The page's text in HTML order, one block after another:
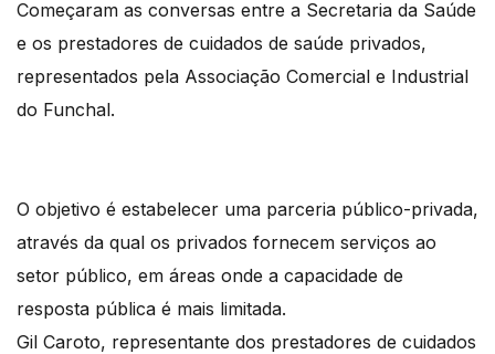
Começaram as conversas entre a Secretaria da Saúde
e os prestadores de cuidados de saúde privados,
representados pela Associação Comercial e Industrial
do Funchal.
O objetivo é estabelecer uma parceria público-privada,
através da qual os privados fornecem serviços ao
setor público, em áreas onde a capacidade de
resposta pública é mais limitada.
Gil Caroto, representante dos prestadores de cuidados